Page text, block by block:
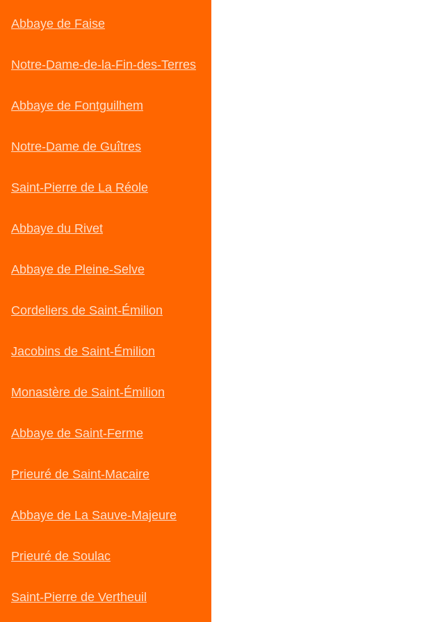
Abbaye de Faise
Notre-Dame-de-la-Fin-des-Terres
Abbaye de Fontguilhem
Notre-Dame de Guîtres
Saint-Pierre de La Réole
Abbaye du Rivet
Abbaye de Pleine-Selve
Cordeliers de Saint-Émilion
Jacobins de Saint-Émilion
Monastère de Saint-Émilion
Abbaye de Saint-Ferme
Prieuré de Saint-Macaire
Abbaye de La Sauve-Majeure
Prieuré de Soulac
Saint-Pierre de Vertheuil